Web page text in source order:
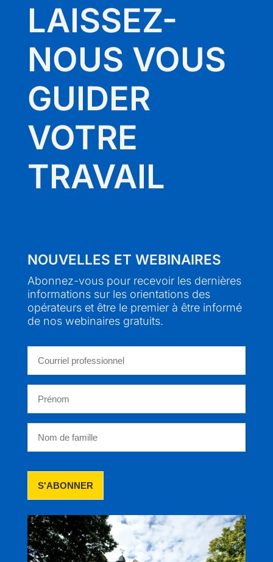
LAISSEZ-
NOUS VOUS
GUIDER
VOTRE
TRAVAIL
NOUVELLES ET WEBINAIRES
Abonnez-vous pour recevoir les dernières
informations sur les orientations des
opérateurs et être le premier à être informé
de nos webinaires gratuits.